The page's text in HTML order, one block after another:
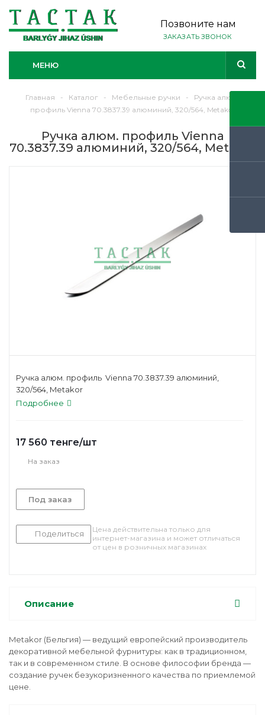
Позвоните нам
ЗАКАЗАТЬ ЗВОНОК
МЕНЮ
Главная - Каталог - Мебельные ручки -
Ручка алюм.
профиль Vienna 70.3837.39 алюминий, 320/564, Metakor
Ручка алюм. профиль Vienna
70.3837.39 алюминий, 320/564, Metakor
Ручка алюм. профиль Vienna 70.3837.39 алюминий,
320/564, Metakor
Подробнее
17 560 тенге/шт
На заказ
Под заказ
Поделиться
Цена действительна только для
интернет-магазина и может отличаться
от цен в розничных магазинах
Описание
Metakor (Бельгия) — ведущий европейский производитель
декоративной мебельной фурнитуры: как в традиционном,
так и в современном стиле. В основе философии бренда —
создание ручек безукоризненного качества по приемлемой
цене.